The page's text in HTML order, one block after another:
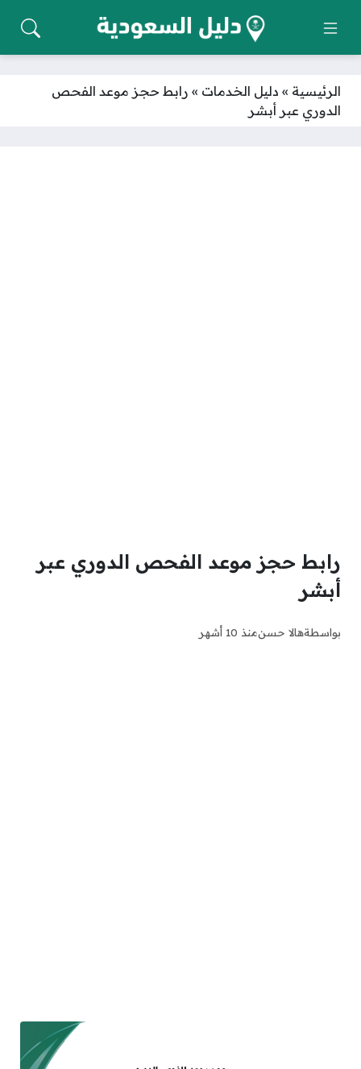
الرئيسية » دليل الخدمات » رابط حجز موعد الفحص
الدوري عبر أبشر
رابط حجز موعد الفحص الدوري عبر
أبشر
بواسطةهالا حسنمنذ 10 أشهر